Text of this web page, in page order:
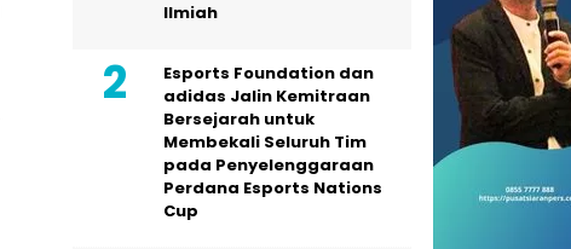
Ilmiah
Esports Foundation dan
adidas Jalin Kemitraan
Bersejarah untuk
Membekali Seluruh Tim
pada Penyelenggaraan
Perdana Esports Nations
Cup